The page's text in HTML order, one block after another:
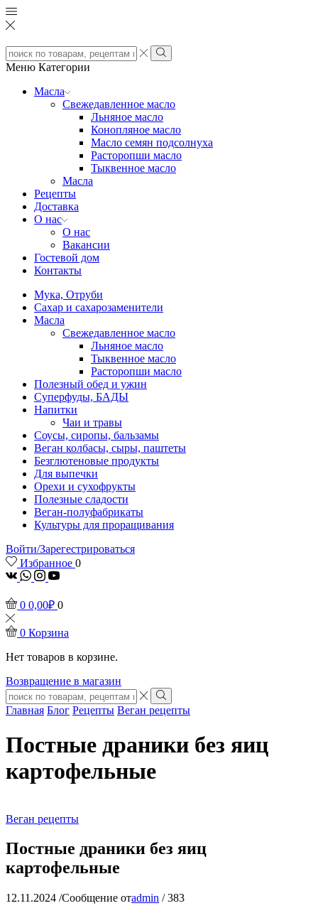
Search
input
Search
Меню Категории
Масла
Свежедавленное масло
Льняное масло
Конопляное масло
Масло семян подсолнуха
Расторопши масло
Тыквенное масло
Масла
Рецепты
Доставка
О нас
О нас
Вакансии
Гостевой дом
Контакты
Мука, Отруби
Сахар и сахарозаменители
Масла
Свежедавленное масло
Льняное масло
Тыквенное масло
Расторопши масло
Полезный обед и ужин
Суперфуды, БАДЫ
Напитки
Чаи и травы
Соусы, сиропы, бальзамы
Веган колбасы, сыры, паштеты
Безглютеновые продукты
Для выпечки
Орехи и сухофрукты
Полезные сладости
Веган-полуфабрикаты
Культуры для проращивания
Войти/Зарегестрироваться
Избранное 0
vk Whatsapp
Instagram
Youtube
0 0,00₽ 0
0 Корзина
Нет товаров в корзине.
Возвращение в магазин
Search
input
Search
Главная Блог Рецепты Веган рецепты
Постные драники без яиц
картофельные
Веган рецепты
Постные драники без яиц
картофельные
12.11.2024 /Сообщение отadmin / 383